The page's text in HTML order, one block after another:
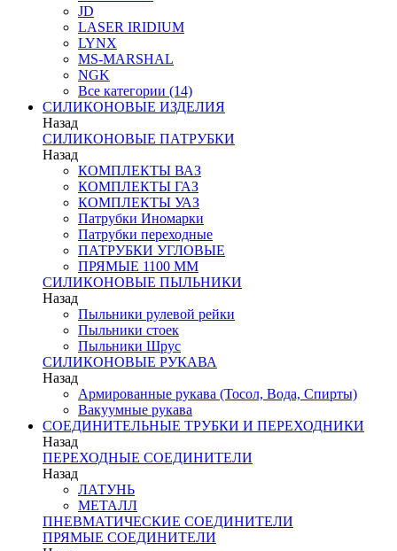
JD
LASER IRIDIUM
LYNX
MS-MARSHAL
NGK
Все категории (14)
СИЛИКОНОВЫЕ ИЗДЕЛИЯ
Назад
СИЛИКОНОВЫЕ ПАТРУБКИ
Назад
КОМПЛЕКТЫ ВАЗ
КОМПЛЕКТЫ ГАЗ
КОМПЛЕКТЫ УАЗ
Патрубки Иномарки
Патрубки переходные
ПАТРУБКИ УГЛОВЫЕ
ПРЯМЫЕ 1100 ММ
СИЛИКОНОВЫЕ ПЫЛЬНИКИ
Назад
Пыльники рулевой рейки
Пыльники стоек
Пыльники Шрус
СИЛИКОНОВЫЕ РУКАВА
Назад
Армированные рукава (Тосол, Вода, Спирты)
Вакуумные рукава
СОЕДИНИТЕЛЬНЫЕ ТРУБКИ И ПЕРЕХОДНИКИ
Назад
ПЕРЕХОДНЫЕ СОЕДИНИТЕЛИ
Назад
ЛАТУНЬ
МЕТАЛЛ
ПНЕВМАТИЧЕСКИЕ СОЕДИНИТЕЛИ
ПРЯМЫЕ СОЕДИНИТЕЛИ